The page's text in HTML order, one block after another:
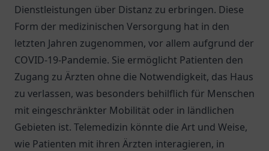
Dienstleistungen über Distanz zu erbringen. Diese
Form der medizinischen Versorgung hat in den
letzten Jahren zugenommen, vor allem aufgrund der
COVID-19-Pandemie. Sie ermöglicht Patienten den
Zugang zu Ärzten ohne die Notwendigkeit, das Haus
zu verlassen, was besonders behilflich für Menschen
mit eingeschränkter Mobilität oder in ländlichen
Gebieten ist. Telemedizin könnte die Art und Weise,
wie Patienten mit ihren Ärzten interagieren, in